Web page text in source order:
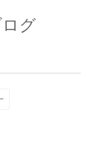
グ